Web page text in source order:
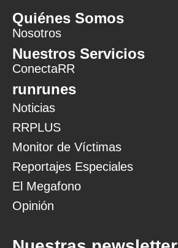
Quiénes Somos
Nosotros
Nuestros Servicios
ConectaRR
runrunes
Noticias
RRPLUS
Monitor de Víctimas
Reportajes Especiales
El Megafono
Opinión